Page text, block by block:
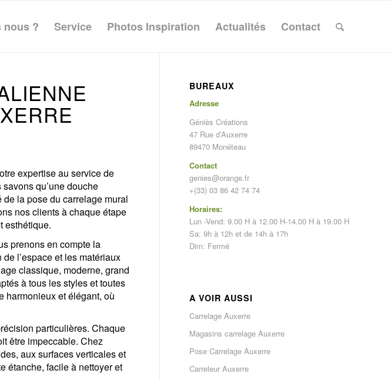
nous ? Service Photos Inspiration Actualités Contact
expertise au service de
savons qu’une douche
la pose du carrelage mural
nos clients à chaque étape
esthétique.
prenons en compte la
l’espace et les matériaux
classique, moderne, grand
à tous les styles et toutes
harmonieux et élégant, où
particulières. Chaque
être impeccable. Chez
aux surfaces verticales et
étanche, facile à nettoyer et
BUREAUX
Adresse
Géniès Créations
47 Rue d’Auxerre
89470 Monéteau
Contact
genies@orange.fr
+(33) 03 86 42 74 74
Horaires:
Lun -Vend: 9.00 H à 12.00 H-14.00 H à 19.00 H
Sa: 9h à 12h et de 14h à 17h
Dim: Fermé
A VOIR AUSSI
Carrelage Auxerre
Magasins carrelage Auxerre
Pose Carrelage Auxerre
Carreleur Auxerre